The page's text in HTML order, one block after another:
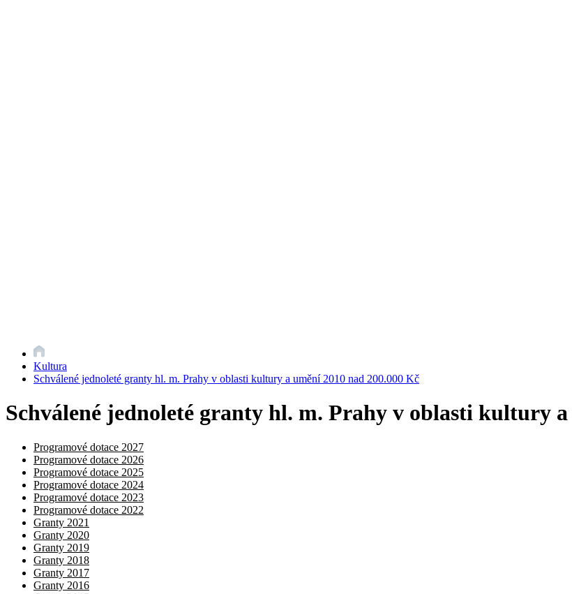
Kultura
Schválené jednoleté granty hl. m. Prahy v oblasti kultury a umění 2010 nad 200.000 Kč
Schválené jednoleté granty hl. m. Prahy v oblasti kultury a
Programové dotace 2027
Programové dotace 2026
Programové dotace 2025
Programové dotace 2024
Programové dotace 2023
Programové dotace 2022
Granty 2021
Granty 2020
Granty 2019
Granty 2018
Granty 2017
Granty 2016